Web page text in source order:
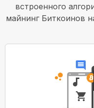
встроенного
майнинг Биткоинов